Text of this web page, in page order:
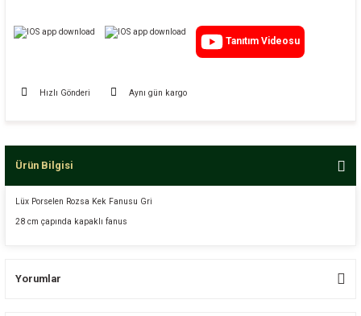
Tanıtım Videosu
Hızlı Gönderi Aynı gün kargo
Ürün Bilgisi
Lüx Porselen Rozsa Kek Fanusu Gri
28 cm çapında kapaklı fanus
Yorumlar